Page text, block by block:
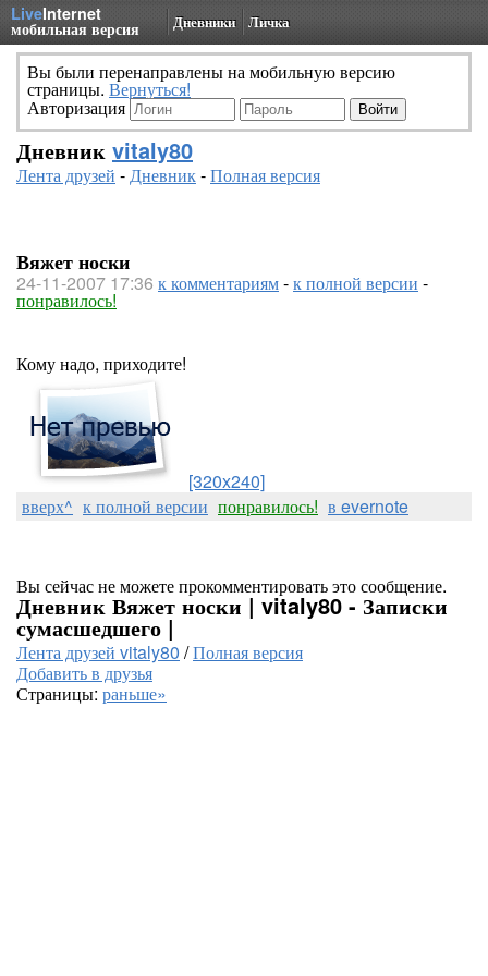
LiveInternet
мобильная версия Дневники Личка
Вы были перенаправлены на мобильную версию
страницы. Вернуться!
Авторизация
Дневник vitaly80
Лента друзей -Дневник-Полная версия
Вяжет носки
24-11-2007 17:36 к комментариям-к полной версии -
понравилось!
Кому надо, приходите!
[320x240]
вверх^ к полной версии понравилось! в evernote
Вы сейчас не можете прокомментировать это сообщение.
Дневник Вяжет носки | vitaly80 - Записки
сумасшедшего |
Лента друзей vitaly80 /Полная версия
Добавить в друзья
Страницы: раньше»